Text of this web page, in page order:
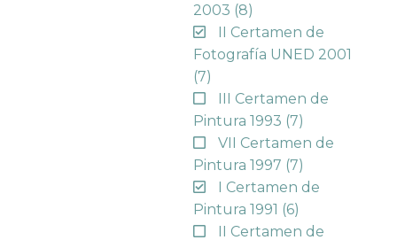
2003 (8)
II Certamen de
Fotografía UNED 2001
(7)
III Certamen de
Pintura 1993 (7)
VII Certamen de
Pintura 1997 (7)
I Certamen de
Pintura 1991 (6)
II Certamen de